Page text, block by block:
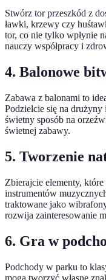
Stwórz tor przeszkód z
ławki, krzewy czy
tor, co nie tylko wpłynie
nauczy współpracy i
4. Balonowe
Zabawa z balonami to
Podzielcie się na
świetny sposób na
świetnej zabawy.
5. Tworzenie
Zbierajcie elementy,
instrumentów
traktowane jako
rozwija zainteresowanie
6. Gra w
Podchody w parku to
mogą tworzyć własne